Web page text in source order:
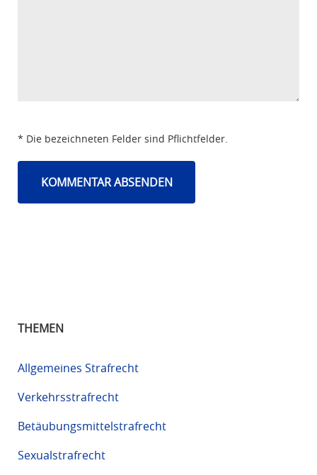
* Die bezeichneten Felder sind Pflichtfelder.
THEMEN
Allgemeines Strafrecht
Verkehrsstrafrecht
Betäubungsmittelstrafrecht
Sexualstrafrecht